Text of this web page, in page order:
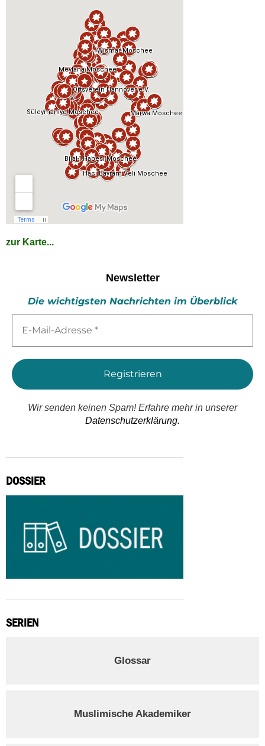
zur Karte...
Newsletter
Die wichtigsten Nachrichten im Überblick
Mail-
*
Wir senden keinen Spam! Erfahre mehr in unserer
Datenschutzerklärung.
DOSSIER
SERIEN
Glossar
Muslimische Akademiker